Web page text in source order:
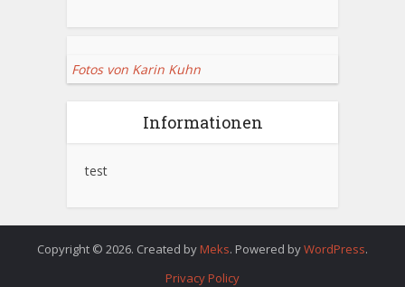
Fotos von Karin Kuhn
Informationen
test
Copyright © 2026. Created by Meks. Powered byWordPress.
Privacy Policy